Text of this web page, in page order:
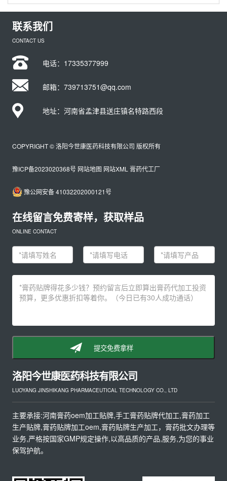
联系我们
CONTACT US
电话： 17335377999
邮箱：739713751@qq.com
地址：河南省孟津县送庄镇名特路西段
COPYRIGHT © 洛阳今世康医药科技有限公司 版权所有
豫ICP备2023020368号 网站地图 网站XML 膏药代工厂
豫公网安备 41032202000121号
在线留言免费寄样，获取样品
ONLINE CONTACT
提交免费拿样
洛阳今世康医药科技有限公司
LUOYANG JINSHIKANG PHARMACEUTICAL TECHNOLOGY CO., LTD
主要承接:河南膏药oem加工贴牌,手工膏药贴牌代加工,膏药加工
生产贴牌,膏药贴牌加工oem,膏药贴牌生产加工，膏药批文办理等
业务,严格按国家GMP规定操作,以高品质的产品,服务,为您的事业
保驾护航。